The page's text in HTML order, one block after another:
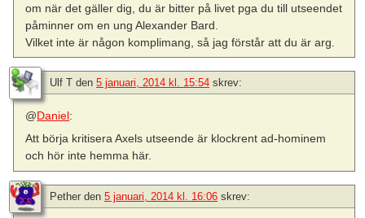
om när det gäller dig, du är bitter på livet pga du till utseendet
påminner om en ung Alexander Bard.
Vilket inte är någon komplimang, så jag förstår att du är arg.
Ulf T den 5 januari, 2014 kl. 15:54 skrev:
@Daniel:
Att börja kritisera Axels utseende är klockrent ad-hominem
och hör inte hemma här.
Pether den 5 januari, 2014 kl. 16:06 skrev: